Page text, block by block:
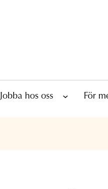
Jobba hos oss För